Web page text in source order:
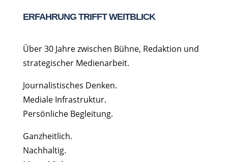
ERFAHRUNG TRIFFT WEITBLICK
Über 30 Jahre zwischen Bühne, Redaktion und
strategischer Medienarbeit.
Journalistisches Denken.
Mediale Infrastruktur.
Persönliche Begleitung.
Ganzheitlich.
Nachhaltig.